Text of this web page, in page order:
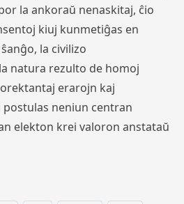
la ankoraŭ nenaskitaj, ĉio
kiuj kunmetiĝas en
la civilizo
natura rezulto de homoj
erarojn kaj
neniun centran
elekton krei valoron anstataŭ